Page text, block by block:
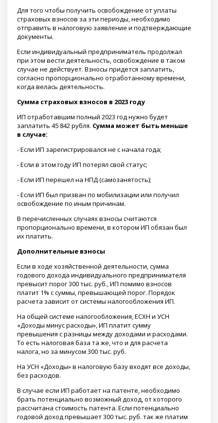
Для того чтобы получить освобождение от уплаты
страховых взносов за эти периоды, необходимо
отправить в налоговую заявление и подтверждающие
документы.
Если индивидуальный предприниматель продолжал
при этом вести деятельность, освобождение в таком
случае не действует. Взносы придется заплатить,
согласно пропорционально отработанному времени,
когда велась деятельность.
Сумма страховых взносов в 2023 году
ИП отработавшим полный 2023 год нужно будет
заплатить 45 842 рубля. Сумма может быть меньше
в случае:
- Если ИП зарегистрировался не с начала года;
- Если в этом году ИП потерял свой статус;
- Если ИП перешел на НПД (самозанятость);
- Если ИП был призван по мобилизации или получил
освобождение по иным причинам.
В перечисленных случаях взносы считаются
пропорционально времени, в котором ИП обязан был
их платить.
Дополнительные взносы
Если в ходе хозяйственной деятельности, сумма
годового дохода индивидуального предпринимателя
превысит порог 300 тыс. руб., ИП помимо взносов
платит 1% с суммы, превышающей порог. Порядок
расчета зависит от системы налогообложения ИП.
На общей системе налогообложения, ЕСХН и УСН
«Доходы минус расходы», ИП платит сумму
превышения с разницы между доходами и расходами.
То есть налоговая база та же, что и для расчета
налога, но за минусом 300 тыс. руб.
На УСН «Доходы» в налоговую базу входят все доходы,
без расходов.
В случае если ИП работает на патенте, необходимо
брать потенциально возможный доход, от которого
рассчитана стоимость патента. Если потенциально
годовой доход превышает 300 тыс. руб. так же платим